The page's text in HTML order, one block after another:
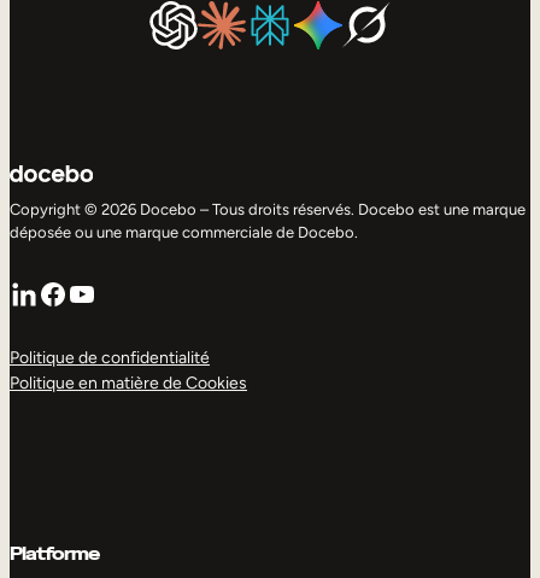
Copyright © 2026 Docebo – Tous droits réservés. Docebo est une marque
déposée ou une marque commerciale de Docebo.
LinkedIn
Facebook
YouTube
Politique de confidentialité
Politique en matière de Cookies
Platforme